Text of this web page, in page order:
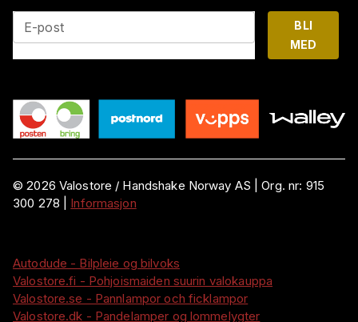
E-post
BLI
MED
©2026 Valostore / Handshake Norway AS |Org. nr: 915
300 278
Informasjon
Autodude - Bilpleie og bilvoks
Valostore.fi - Pohjoismaiden suurin valokauppa
Valostore.se - Pannlampor och ficklampor
Valostore.dk - Pandelamper og lommelygter